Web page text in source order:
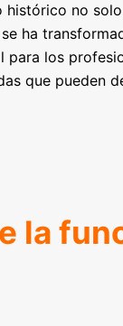
histórico no
ha
para los
que pueden
la